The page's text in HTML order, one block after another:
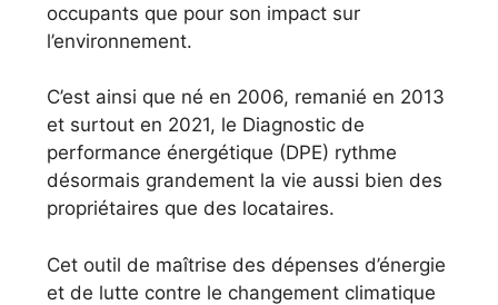
occupants que pour son impact sur
l’environnement.
C’est ainsi que né en 2006, remanié en 2013
et surtout en 2021, le Diagnostic de
performance énergétique (DPE) rythme
désormais grandement la vie aussi bien des
propriétaires que des locataires.
Cet outil de maîtrise des dépenses d’énergie
et de lutte contre le changement climatique